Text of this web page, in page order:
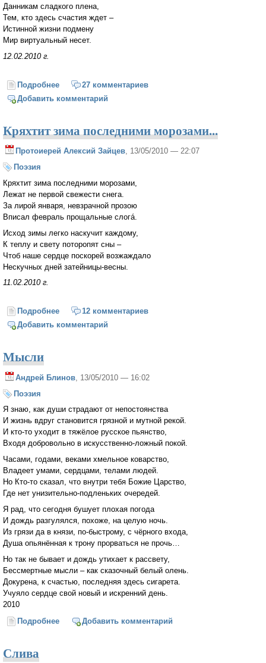
Данникам сладкого плена,
Тем, кто здесь счастия ждет –
Истинной жизни подмену
Мир виртуальный несет.
12.02.2010 г.
Подробнее о Виртуальный мир
27 комментариев
Добавить комментарий
Кряхтит зима последними морозами...
Протоиерей Алексий Зайцев, 13/05/2010 — 22:07
Поэзия
Кряхтит зима последними морозами,
Лежат не первой свежести снега.
За лирой января, невзрачной прозою
Вписал февраль прощальные слогá.
Исход зимы легко наскучит каждому,
К теплу и свету поторопят сны –
Чтоб наше сердце поскорей возжаждало
Нескучных дней затейницы-весны.
11.02.2010 г.
Подробнее о Кряхтит зима последними морозами...
12 комментариев
Добавить комментарий
Мысли
Андрей Блинов , 13/05/2010 — 16:02
Поэзия
Я знаю, как души страдают от непостоянства
И жизнь вдруг становится грязной и мутной рекой.
И кто-то уходит в тяжёлое русское пьянство,
Входя добровольно в искусственно-ложный покой.
Часами, годами, веками хмельное коварство,
Владеет умами, сердцами, телами людей.
Но Кто-то сказал, что внутри тебя Божие Царство,
Где нет унизительно-подленьких очередей.
Я рад, что сегодня бушует плохая погода
И дождь разгулялся, похоже, на целую ночь.
Из грязи да в князи, по-быстрому, с чёрного входа,
Душа опьянённая к трону прорваться не прочь…
Но так не бывает и дождь утихает к рассвету,
Бессмертные мысли – как сказочный белый олень.
Докурена, к счастью, последняя здесь сигарета.
Учуяло сердце свой новый и искренний день.
2010
Подробнее о МыслиДобавить комментарий
Слива